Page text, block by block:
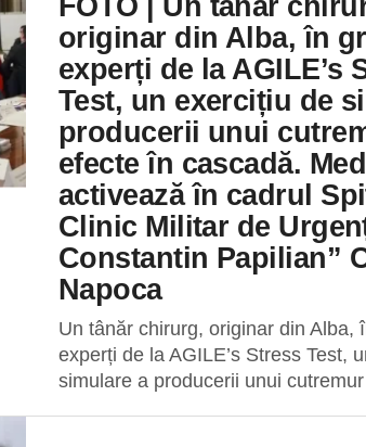
originar din Alba, în
experți de la AGILE’s
Test, un exercițiu de
producerii unui
efecte în cascadă.
activează în cadrul
Clinic Militar de
Constantin Papilian”
Napoca
Un tânăr chirurg, originar din Alba,
experți de la AGILE’s Stress Test,
simulare a producerii unui